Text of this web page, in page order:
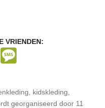
VRIENDEN:
WhatsApp
kidskleding,
georganiseerd door 11